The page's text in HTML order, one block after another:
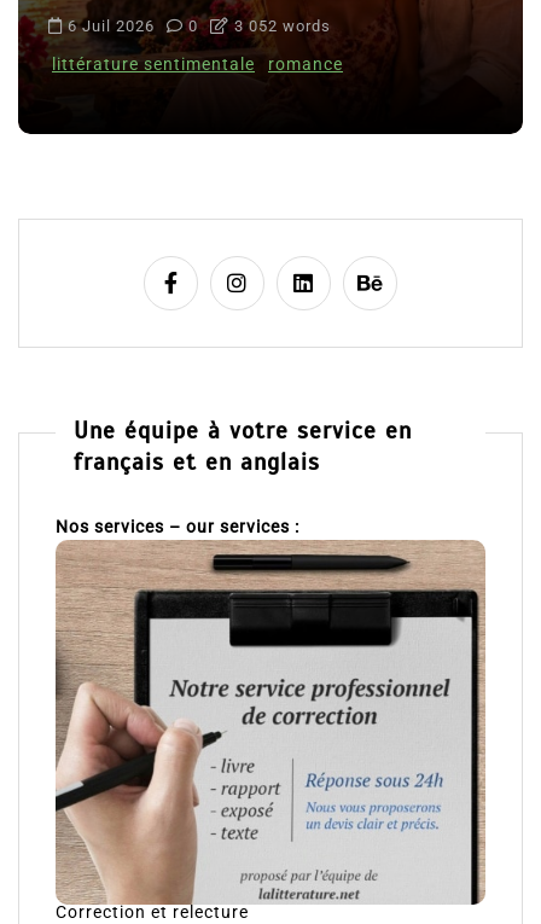
6 Juil 2026 0 3 052 words
littérature sentimentale romance
Une équipe à votre service en
français et en anglais
Nos services – our services :
Correction et relecture